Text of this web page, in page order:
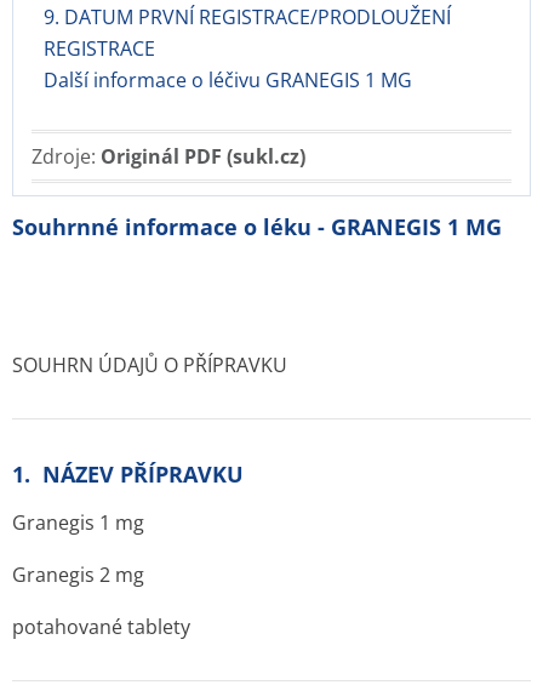
9. DATUM PRVNÍ REGISTRACE/PRODLOUŽENÍ
REGISTRACE
Další informace o léčivu GRANEGIS 1 MG
Zdroje: Originál PDF (sukl.cz)
Souhrnné informace o léku - GRANEGIS 1 MG
SOUHRN ÚDAJŮ O PŘÍPRAVKU
1. NÁZEV PŘÍPRAVKU
Granegis 1 mg
Granegis 2 mg
potahované tablety